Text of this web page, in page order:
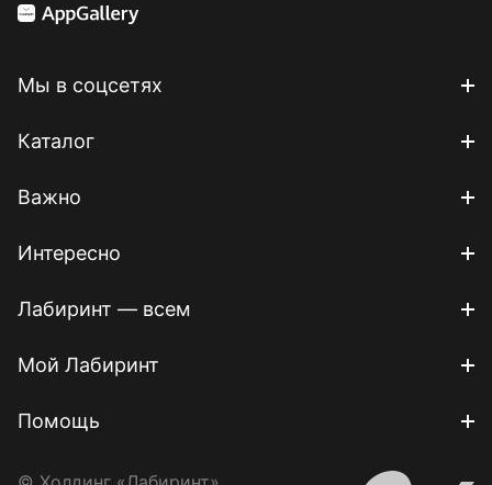
Мы в соцсетях
Каталог
Важно
Интересно
Лабиринт — всем
Мой Лабиринт
Помощь